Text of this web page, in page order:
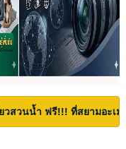
ยวสวนน้ำ ฟรี!!! ที่สยามอะ